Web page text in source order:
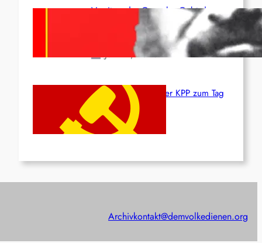
Vorsitzender Gonzalo: Gebt das
Leben für die Partei und die
Juni 19, 2026
Beschluss des ZK der KPP zum Tag
des Heldentums
Juni 19, 2026
Archivkontakt@demvolkedienen.org